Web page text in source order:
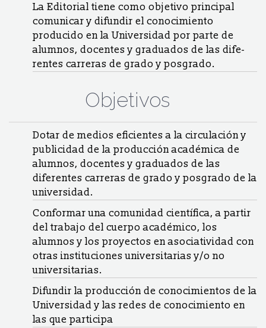
La Editorial tiene como objetivo principal
comunicar y difundir el conocimiento
producido en la Universidad por parte de
alumnos, docentes y graduados de las dife­
rentes carreras de grado y posgrado.
Objetivos
Dotar de medios eficientes a la circulación y
publicidad de la producción académica de
alumnos, docentes y graduados de las
diferentes carreras de grado y posgrado de la
universidad.
Conformar una comunidad científica, a partir
del trabajo del cuerpo académico, los
alumnos y los proyectos en asociatividad con
otras instituciones universitarias y/o no
universitarias.
Difundir la producción de conocimientos de la
Universidad y las redes de conocimien­to en
las que participa